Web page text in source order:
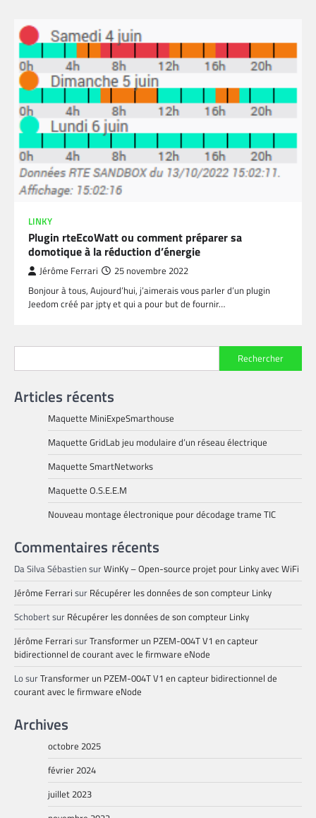
LINKY
Plugin rteEcoWatt ou comment préparer sa
domotique à la réduction d’énergie
Jérôme Ferrari 25 novembre 2022
Bonjour à tous, Aujourd’hui, j’aimerais vous parler d’un plugin
Jeedom créé par jpty et qui a pour but de fournir…
Rechercher
Articles récents
Maquette MiniExpeSmarthouse
Maquette GridLab jeu modulaire d’un réseau électrique
Maquette SmartNetworks
Maquette O.S.E.E.M
Nouveau montage électronique pour décodage trame TIC
Commentaires récents
Da Silva Sébastien surWinKy – Open-source projet pour Linky avec WiFi
Jérôme Ferrari sur Récupérer les données de son compteur Linky
Schobertsur Récupérer les données de son compteur Linky
Jérôme Ferrari surTransformer un PZEM-004T V1 en capteur
bidirectionnel de courant avec le firmware eNode
LosurTransformer un PZEM-004T V1 en capteur bidirectionnel de
courant avec le firmware eNode
Archives
octobre 2025
février 2024
juillet 2023